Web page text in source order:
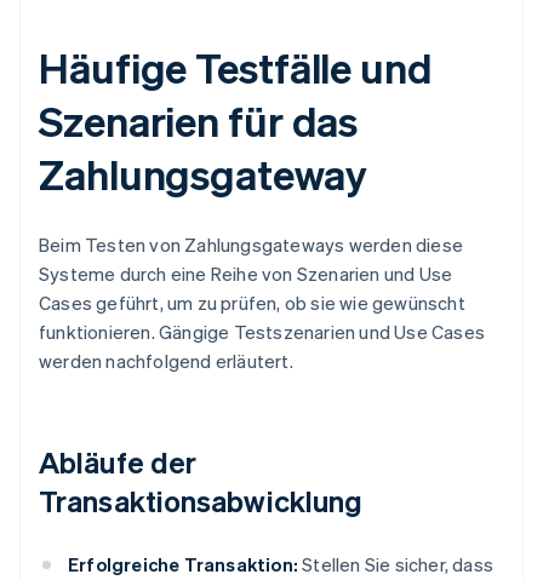
Häufige Testfälle und
Szenarien für das
Zahlungsgateway
Beim Testen von Zahlungsgateways werden diese
Systeme durch eine Reihe von Szenarien und Use
Cases geführt, um zu prüfen, ob sie wie gewünscht
funktionieren. Gängige Testszenarien und Use Cases
werden nachfolgend erläutert.
Abläufe der
Transaktionsabwicklung
Erfolgreiche Transaktion: Stellen Sie sicher, dass